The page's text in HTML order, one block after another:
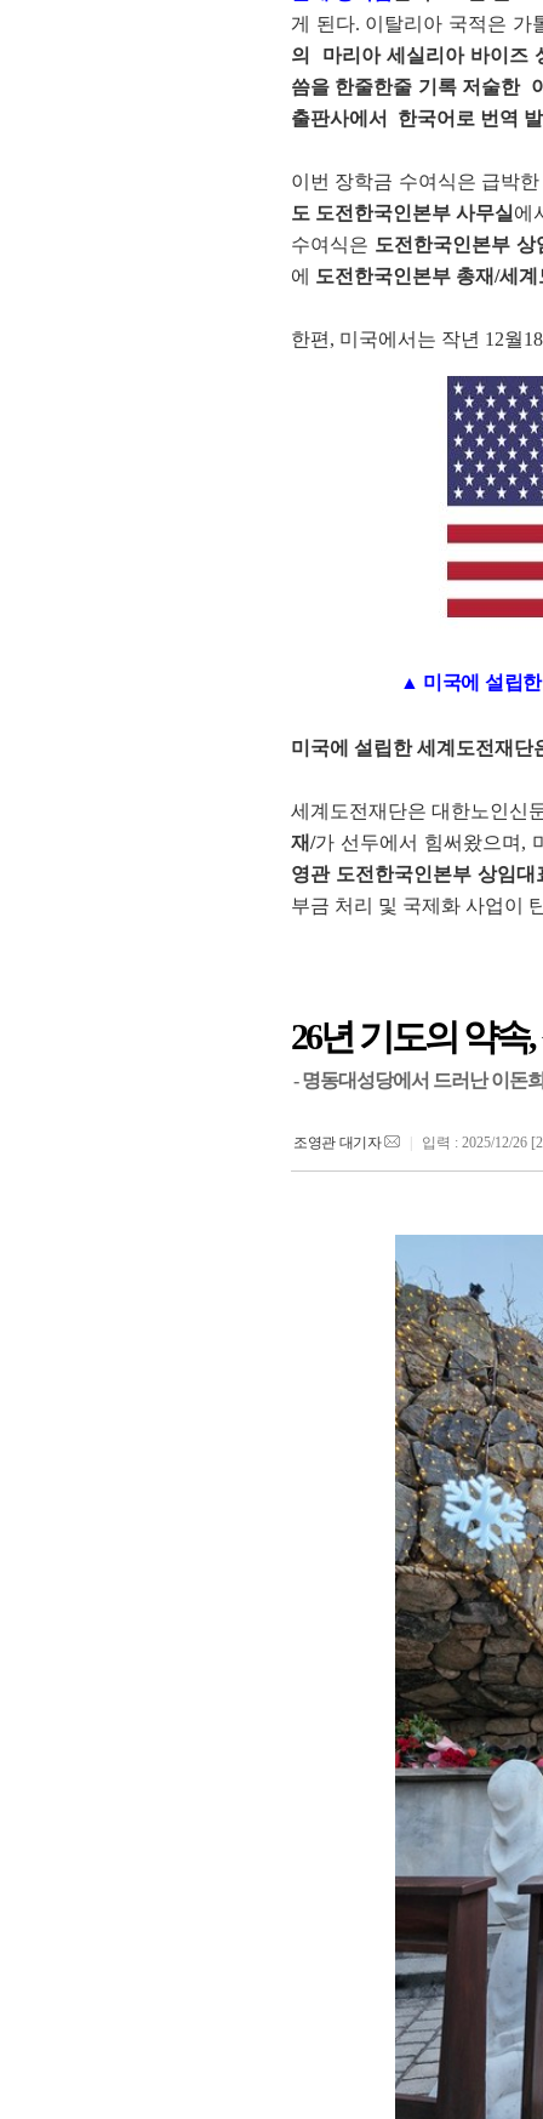
게 된다. 이탈리아 국적은 가
의 마리아 세실리아 바이즈
씀을 한줄한줄 기록 저술한
출판사에서 한국어로 번역
이번 장학금 수여식은 급박
도 도전한국인본부 사무실 에
수여식은 도전한국인본부
에
도전한국인본부 총재/세계
한편, 미국에서는 작년 12월
▲ 미국에 설립
미국에 설립한 세계도전재단
세계도전재단은 대한노인신
재/가 선두에서 힘써왔으며,
영관 도전한국인본부 상임대
부금 처리 및 국제화 사업이
26년 기도의 약
- 명동대성당에서 드러난 이돈
조영관 대기자 입력 : 2025/12/26